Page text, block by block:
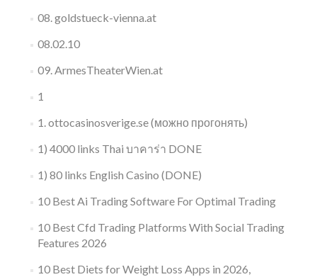
08. goldstueck-vienna.at
08.02.10
09. ArmesTheaterWien.at
1
1. ottocasinosverige.se (можно прогонять)
1) 4000 links Thai บาคาร่า DONE
1) 80 links English Casino (DONE)
10 Best Ai Trading Software For Optimal Trading
10 Best Cfd Trading Platforms With Social Trading
Features 2026
10 Best Diets for Weight Loss Apps in 2026,